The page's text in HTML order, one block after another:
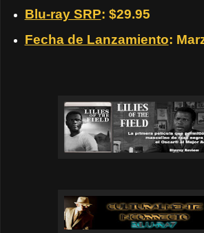
Blu-ray SRP: $29.95
Fecha de Lanzamiento: